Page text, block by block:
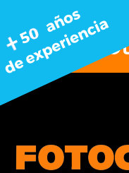
Nos